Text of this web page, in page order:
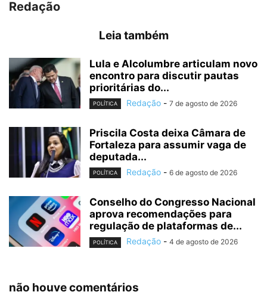
Redação
Leia também
Lula e Alcolumbre articulam novo
encontro para discutir pautas
prioritárias do...
POLÍTICA Redação - 7 de agosto de 2026
Priscila Costa deixa Câmara de
Fortaleza para assumir vaga de
deputada...
POLÍTICA Redação - 6 de agosto de 2026
Conselho do Congresso Nacional
aprova recomendações para
regulação de plataformas de...
POLÍTICA Redação - 4 de agosto de 2026
não houve comentários